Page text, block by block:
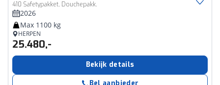
410 Safetypakket, Douchepakk.
2026
Max 1100 kg
HERPEN
25.480,-
Bekijk details